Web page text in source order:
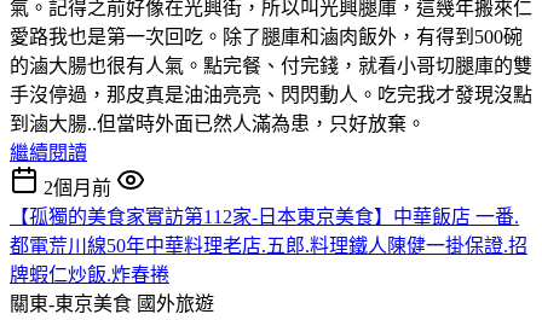
氣。記得之前好像在光興街，所以叫光興腿庫，這幾年搬來仁
愛路我也是第一次回吃。除了腿庫和滷肉飯外，有得到500碗
的滷大腸也很有人氣。點完餐、付完錢，就看小哥切腿庫的雙
手沒停過，那皮真是油油亮亮、閃閃動人。吃完我才發現沒點
到滷大腸..但當時外面已然人滿為患，只好放棄。
繼續閱讀
2個月前
【孤獨的美食家實訪第112家-日本東京美食】中華飯店 一番.
都電荒川線50年中華料理老店.五郎.料理鐵人陳健一掛保證.招
牌蝦仁炒飯.炸春捲
關東-東京美食 國外旅遊